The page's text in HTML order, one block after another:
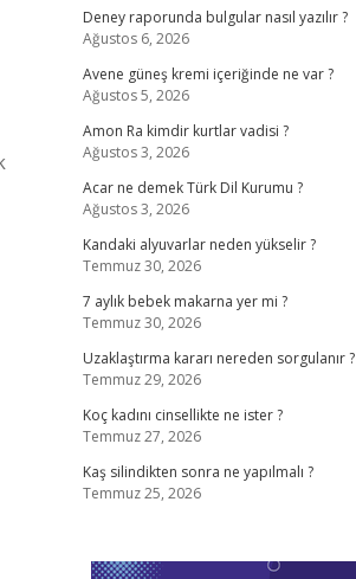
Deney raporunda bulgular nasıl yazılır ?
Ağustos 6, 2026
Avene güneş kremi içeriğinde ne var ?
Ağustos 5, 2026
Amon Ra kimdir kurtlar vadisi ?
Ağustos 3, 2026
Acar ne demek Türk Dil Kurumu ?
Ağustos 3, 2026
Kandaki alyuvarlar neden yükselir ?
Temmuz 30, 2026
7 aylık bebek makarna yer mi ?
Temmuz 30, 2026
Uzaklaştırma kararı nereden sorgulanır ?
Temmuz 29, 2026
Koç kadını cinsellikte ne ister ?
Temmuz 27, 2026
Kaş silindikten sonra ne yapılmalı ?
Temmuz 25, 2026